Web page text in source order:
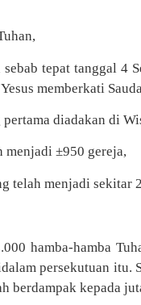
tepat tanggal 4
memberkati
diadakan di
menjadi ±950 gereja,
telah menjadi
hamba-hamba
persekutuan
berdampak kepada